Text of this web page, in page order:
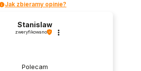
Jak zbieramy opinie?
Stanislaw
zweryfikowano
Polecam